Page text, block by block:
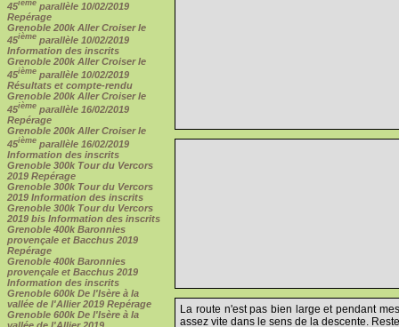
45ième parallèle 10/02/2019
Repérage
Grenoble 200k Aller Croiser le
45ième parallèle 10/02/2019
Information des inscrits
Grenoble 200k Aller Croiser le
45ième parallèle 10/02/2019
Résultats et compte-rendu
Grenoble 200k Aller Croiser le
45ième parallèle 16/02/2019
Repérage
Grenoble 200k Aller Croiser le
45ième parallèle 16/02/2019
Information des inscrits
Grenoble 300k Tour du Vercors
2019 Repérage
Grenoble 300k Tour du Vercors
2019 Information des inscrits
Grenoble 300k Tour du Vercors
2019 bis Information des inscrits
Grenoble 400k Baronnies
provençale et Bacchus 2019
Repérage
Grenoble 400k Baronnies
provençale et Bacchus 2019
Information des inscrits
Grenoble 600k De l'Isère à la
vallée de l'Allier 2019 Repérage
Grenoble 600k De l'Isère à la
vallée de l'Allier 2019
La route n'est pas bien large et pendant
assez vite dans le sens de la descente.